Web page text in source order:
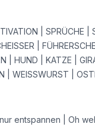
| SPRÜCHE |
|
| HUND | KATZE |
| WEISSWURST |
entspannen | Oh